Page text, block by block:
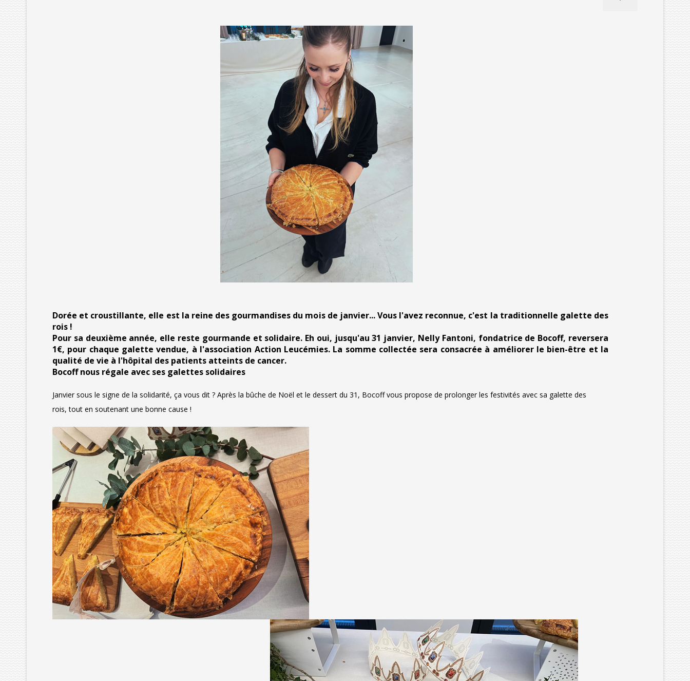
Dorée et croustillante, elle est la reine des gourmandises du mois de janvier... Vous l'avez reconnue, c'est la traditionnelle galette des
rois !
Pour sa deuxième année, elle reste gourmande et solidaire. Eh oui, jusqu'au 31 janvier, Nelly Fantoni, fondatrice de Bocoff, reversera
1€, pour chaque galette vendue, à l'association Action Leucémies. La somme collectée sera consacrée à améliorer le bien-être et la
qualité de vie à l'hôpital des patients atteints de cancer.
Bocoff nous régale avec ses galettes solidaires
Janvier sous le signe de la solidarité, ça vous dit ? Après la bûche de Noël et le dessert du 31, Bocoff vous propose de prolonger les festivités avec sa galette des
rois, tout en soutenant une bonne cause !